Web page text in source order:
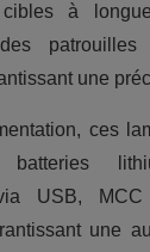
cibles à
une
ces
USB,
une